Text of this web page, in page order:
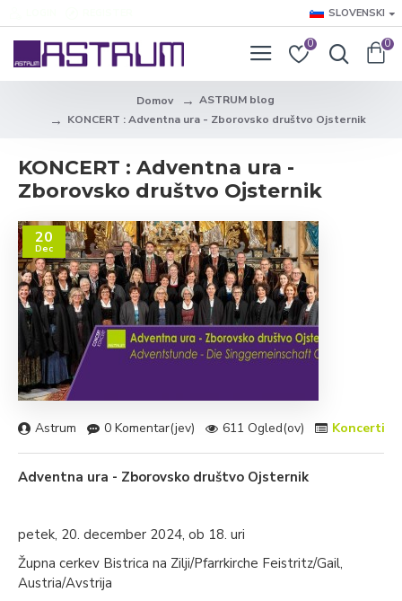
SLOVENSKI
0 0
Domov
ASTRUM blog
KONCERT : Adventna ura - Zborovsko društvo Ojsternik
KONCERT : Adventna ura -
Zborovsko društvo Ojsternik
20
Dec
Astrum 0 Komentar(jev) 611 Ogled(ov) Koncerti
Adventna ura - Zborovsko društvo Ojsternik
petek, 20. december 2024, ob 18. uri
Župna cerkev Bistrica na Zilji/Pfarrkirche Feistritz/Gail,
Austria/Avstrija